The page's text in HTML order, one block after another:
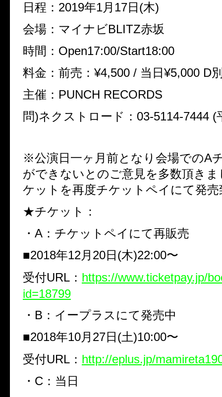
日程：2019年1月17日(木)
会場：マイナビBLITZ赤坂
時間：Open17:00/Start18:00
料金：前売：¥4,500 / 当日¥5,000 D
主催：PUNCH RECORDS
問)ネクストロード：03-5114-7444 (
※公演日一ヶ月前となり会場でのA
ができないとのご意見を多数頂き
ケットを再度チケットペイにて発
★チケット：
・A：チケットペイにて再販売
■2018年12月20日(木)22:00〜
受付URL： https://www.ticketpay.jp/
id=18799
・B：イープラスにて発売中
■2018年10月27日(土)10:00〜
受付URL： http://eplus.jp/
・C：当日